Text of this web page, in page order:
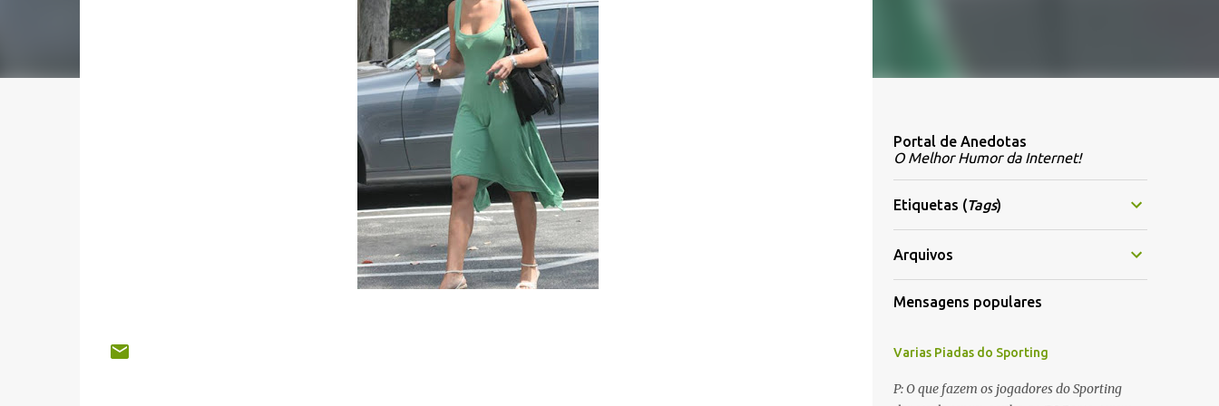
Portal de Anedotas
O Melhor Humor da Internet!
Etiquetas (Tags)
Arquivos
Mensagens populares
Varias Piadas do Sporting
P: O que fazem os jogadores do Sporting